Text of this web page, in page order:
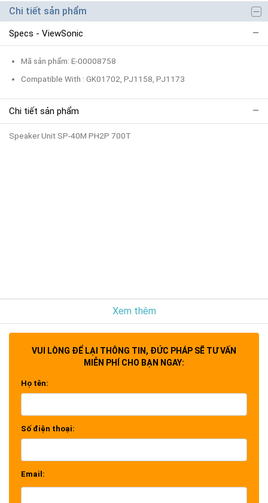
Chi tiết sản phẩm
Specs - ViewSonic
Mã sản phẩm: E-00008758
Compatible With : GK01702, PJ1158, PJ1173
Chi tiết sản phẩm
Speaker Unit SP-40M PH2P 700T
Xem thêm
VUI LÒNG ĐỂ LẠI THÔNG TIN, ĐỨC PHÁP SẼ TƯ VẤN
MIỄN PHÍ CHO BẠN NGAY:
Họ tên:
Số điện thoại:
Email: